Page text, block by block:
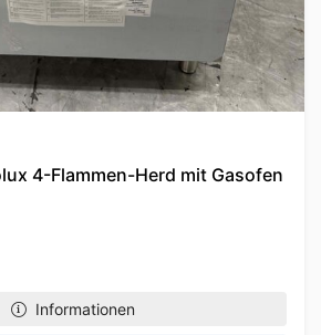
4-Flammen-Herd mit Gasofen
Informationen